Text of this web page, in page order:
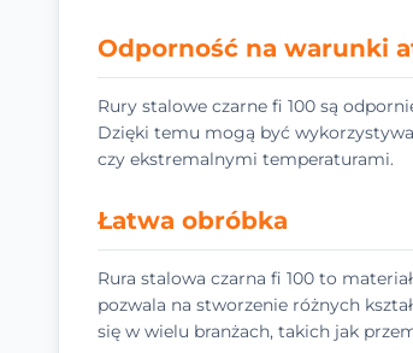
Odporność na warunki
Rury stalowe czarne fi 100 są
Dzięki temu mogą być
czy ekstremalnymi temperaturami.
Łatwa obróbka
Rura stalowa czarna fi 100 to
pozwala na stworzenie różnych
się w wielu branżach, takich jak